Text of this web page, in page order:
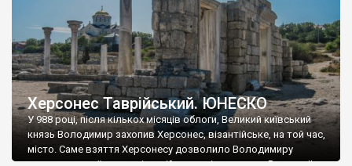
Херсонес Таврійський. ЮНЕСКО
У 988 році, після кількох місяців облоги, Великий київський
князь Володимир захопив Херсонес, візантійське, на той час,
місто. Саме взяття Херсонесу дозволило Володимиру